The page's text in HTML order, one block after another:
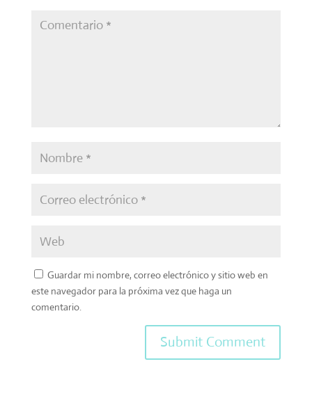
Guardar mi nombre, correo electrónico y sitio web en
este navegador para la próxima vez que haga un
comentario.